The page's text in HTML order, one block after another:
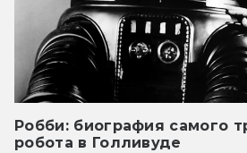
Робби: биография самого
робота в Голливуде